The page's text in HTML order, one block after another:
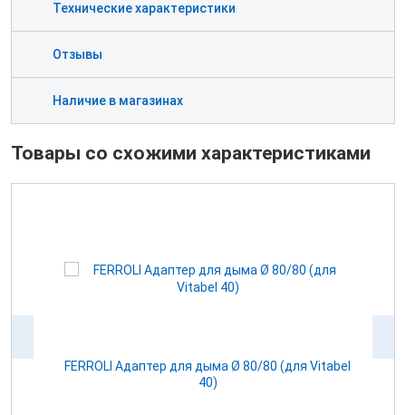
Технические характеристики
Отзывы
Наличие в магазинах
Товары со схожими характеристиками
FERROLI Адаптер для дыма Ø 80/80 (для Vitabel
40)